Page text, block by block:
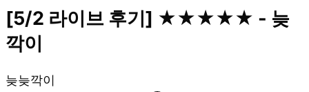
[5/2 라이브 후기] ★★★★★ - 늦
깍이
늦늦깍이